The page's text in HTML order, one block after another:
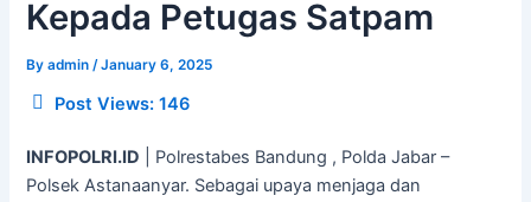
Kepada Petugas Satpam
Byadmin /January 6, 2025
Post Views: 146
INFOPOLRI.ID | Polrestabes Bandung , Polda Jabar –
Polsek Astanaanyar. Sebagai upaya menjaga dan